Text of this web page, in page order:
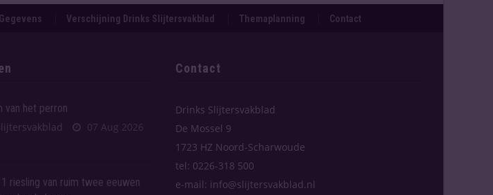
Verschijning Drinks Slijtersvakblad Themaplanning Contact
van het perron
07 Aug 2026
riesling van ruim twee eeuwen
Contact
Drinks Slijtersvakblad
De Mossel 9
1723 HZ Noord-Scharwoude
tel: 0226-318 500
e-mail: info@slijtersvakblad.nl